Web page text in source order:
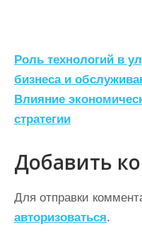
Н
а
в
и
г
а
ц
и
Роль технологий в
бизнеса и
Влияние
стратегии
Добавить
Для отправки
авторизоваться.